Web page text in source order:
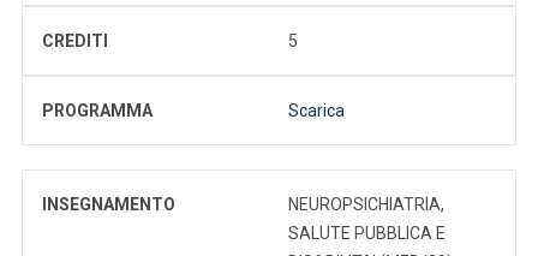
CREDITI 5
PROGRAMMA Scarica
INSEGNAMENTO
NEUROPSICHIATRIA,
SALUTE PUBBLICA E